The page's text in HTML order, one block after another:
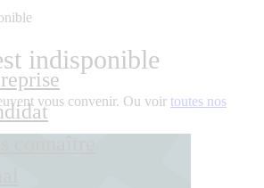
indisponible
vous convenir. Ou voir toutes nos